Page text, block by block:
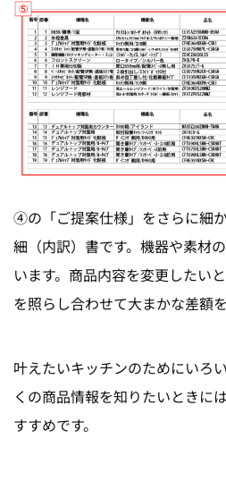
④の「ご提案仕様」をさらに細
細（内訳）書です。機器や素材
います。商品内容を変更したい
を照らし合わせて大まかな差額
叶えたいキッチンのためにいろ
くの商品情報を知りたいときに
すすめです。